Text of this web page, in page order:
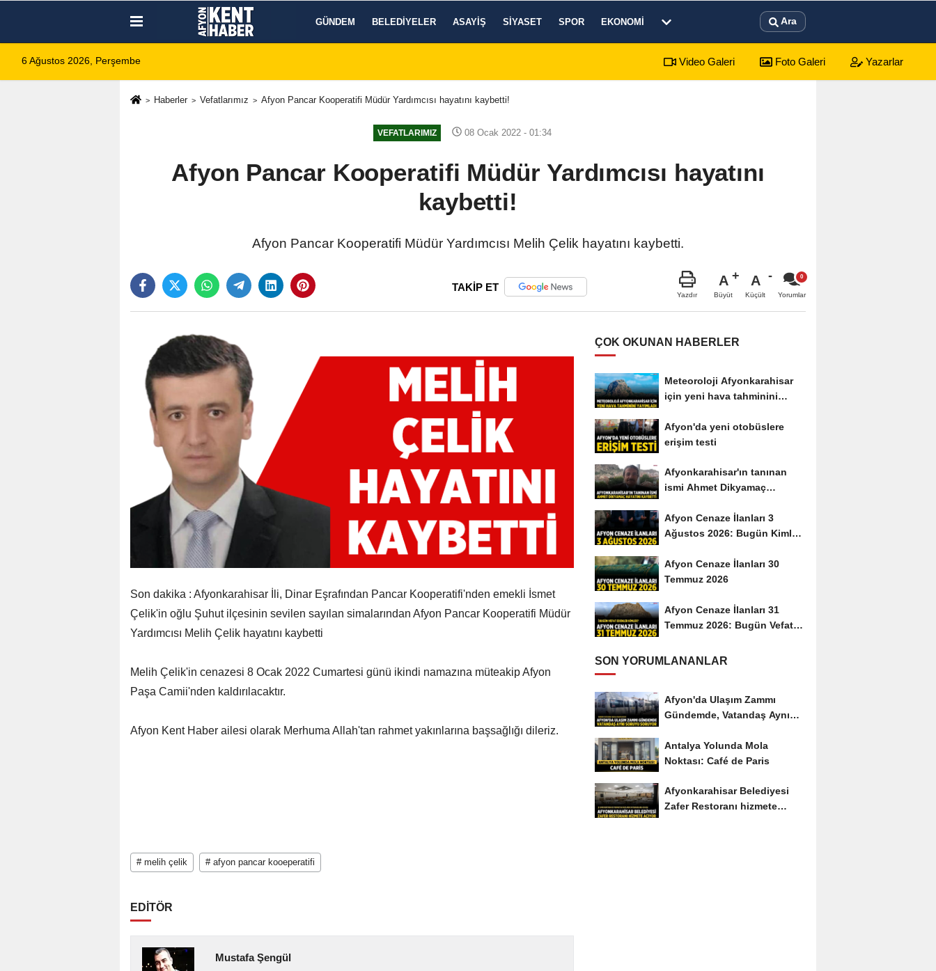
GÜNDEM BELEDIYELER ASAYIŞ SIYASET SPOR EKONOMI Ara
6 Ağustos 2026, Perşembe Video Galeri Foto Galeri Yazarlar
Haberler Vefatlarımız Afyon Pancar Kooperatifi Müdür Yardımcısı hayatını kaybetti!
VEFATLARIMIZ 08 Ocak 2022 - 01:34
Afyon Pancar Kooperatifi Müdür Yardımcısı hayatını
kaybetti!
Afyon Pancar Kooperatifi Müdür Yardımcısı Melih Çelik hayatını kaybetti.
TAKİP ET
Yazdır
A
Büyüt
A
Küçült Yorumlar
Son dakika : Afyonkarahisar İli, Dinar Eşrafından Pancar Kooperatifi'nden emekli İsmet
Çelik'in oğlu Şuhut ilçesinin sevilen sayılan simalarından Afyon Pancar Kooperatifi Müdür
Yardımcısı Melih Çelik hayatını kaybetti
Melih Çelik'in cenazesi 8 Ocak 2022 Cumartesi günü ikindi namazına müteakip Afyon
Paşa Camii'nden kaldırılacaktır.
Afyon Kent Haber ailesi olarak Merhuma Allah'tan rahmet yakınlarına başsağlığı dileriz.
# melih çelik # afyon pancar kooeperatifi
EDİTÖR
Mustafa Şengül
ÇOK OKUNAN HABERLER
Meteoroloji Afyonkarahisar
için yeni hava tahminini
Afyon'da yeni otobüslere
erişim testi
Afyonkarahisar'ın tanınan
ismi Ahmet Dikyamaç
Afyon Cenaze İlanları 3
Ağustos 2026: Bugün Kimler
Afyon Cenaze İlanları 30
Temmuz 2026
Afyon Cenaze İlanları 31
Temmuz 2026: Bugün Vefat
SON YORUMLANANLAR
Afyon'da Ulaşım Zammı
Gündemde, Vatandaş Aynı
Antalya Yolunda Mola
Noktası: Café de Paris
Afyonkarahisar Belediyesi
Zafer Restoranı hizmete